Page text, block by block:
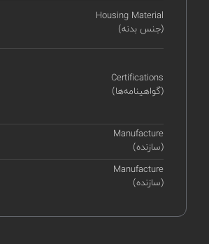
Housing Material
(جنس بدنه)
Certifications
(گواهینامه‌ها)
Manufacture
(سازنده)
Manufacture
(سازنده)